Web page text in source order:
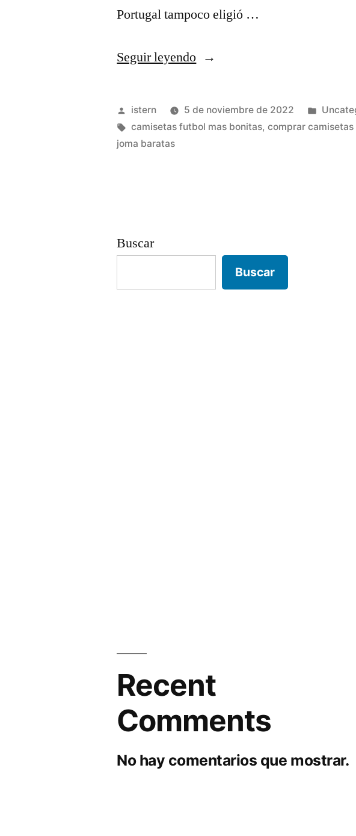
Portugal tampoco eligió …
Seguir leyendo«camisetas
envio
24
Publicado
por
istern 5 de noviembre de 2022
en
Etiquetas:
camisetas futbol mas bonitas,comprar camisetas
joma baratas
Buscar
Buscar
Recent
Comments
No hay comentarios que mostrar.